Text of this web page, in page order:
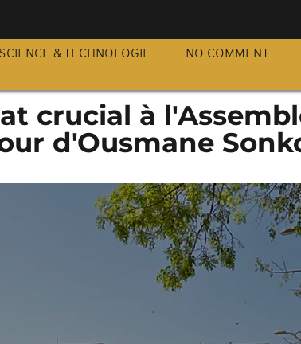
SCIENCE & TECHNOLOGIE NO COMMENT
crucial à
d'Ousmane